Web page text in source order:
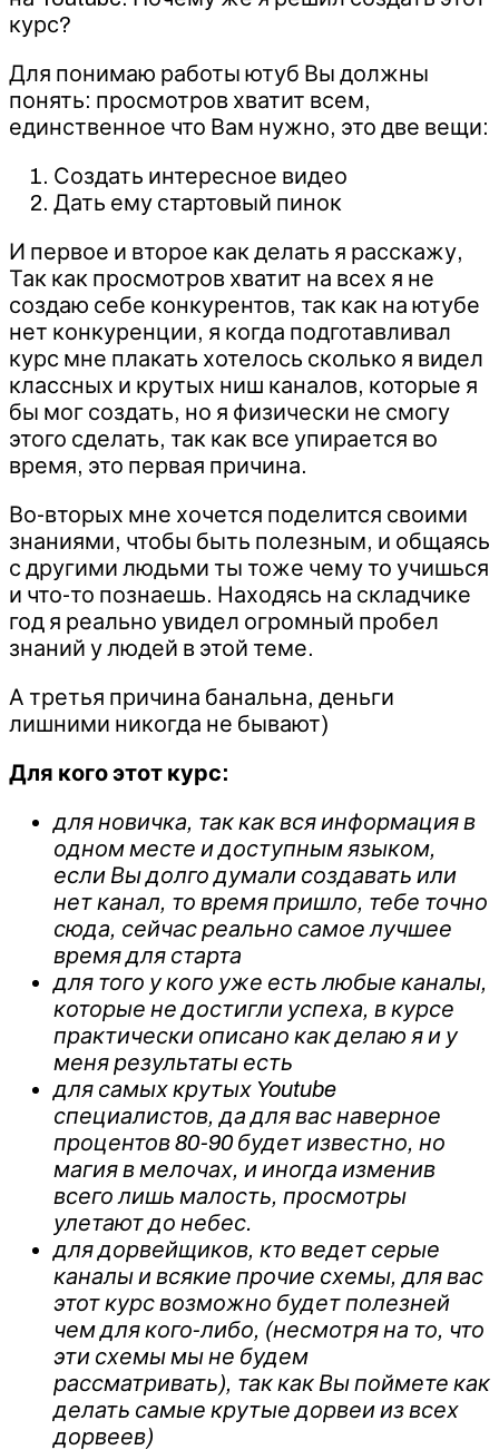
курс?
Для понимаю работы ютуб Вы должны
понять: просмотров хватит всем,
единственное что Вам нужно, это две вещи:
Создать интересное видео
Дать ему стартовый пинок
И первое и второе как делать я расскажу,
Так как просмотров хватит на всех я не
создаю себе конкурентов, так как на ютубе
нет конкуренции, я когда подготавливал
курс мне плакать хотелось сколько я видел
классных и крутых ниш каналов, которые я
бы мог создать, но я физически не смогу
этого сделать, так как все упирается во
время, это первая причина.
Во-вторых мне хочется поделится своими
знаниями, чтобы быть полезным, и общаясь
с другими людьми ты тоже чему то учишься
и что-то познаешь. Находясь на складчике
год я реально увидел огромный пробел
знаний у людей в этой теме.
А третья причина банальна, деньги
лишними никогда не бывают)
Для кого этот курс:
для новичка, так как вся информация в
одном месте и доступным языком,
если Вы долго думали создавать или
нет канал, то время пришло, тебе точно
сюда, сейчас реально самое лучшее
время для старта
для того у кого уже есть любые каналы,
которые не достигли успеха, в курсе
практически описано как делаю я и у
меня результаты есть
для самых крутых Youtube
специалистов, да для вас наверное
процентов 80-90 будет известно, но
магия в мелочах, и иногда изменив
всего лишь малость, просмотры
улетают до небес.
для дорвейщиков, кто ведет серые
каналы и всякие прочие схемы, для вас
этот курс возможно будет полезней
чем для кого-либо, (несмотря на то, что
эти схемы мы не будем
рассматривать), так как Вы поймете как
делать самые крутые дорвеи из всех
дорвеев)